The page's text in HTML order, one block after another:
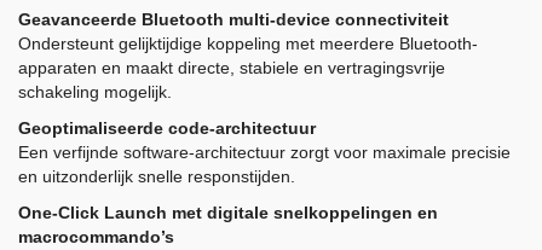
Geavanceerde Bluetooth multi-device connectiviteit
Ondersteunt gelijktijdige koppeling met meerdere Bluetooth-
apparaten en maakt directe, stabiele en vertragingsvrije
schakeling mogelijk.
Geoptimaliseerde code-architectuur
Een verfijnde software-architectuur zorgt voor maximale precisie
en uitzonderlijk snelle responstijden.
One-Click Launch met digitale snelkoppelingen en
macrocommando’s